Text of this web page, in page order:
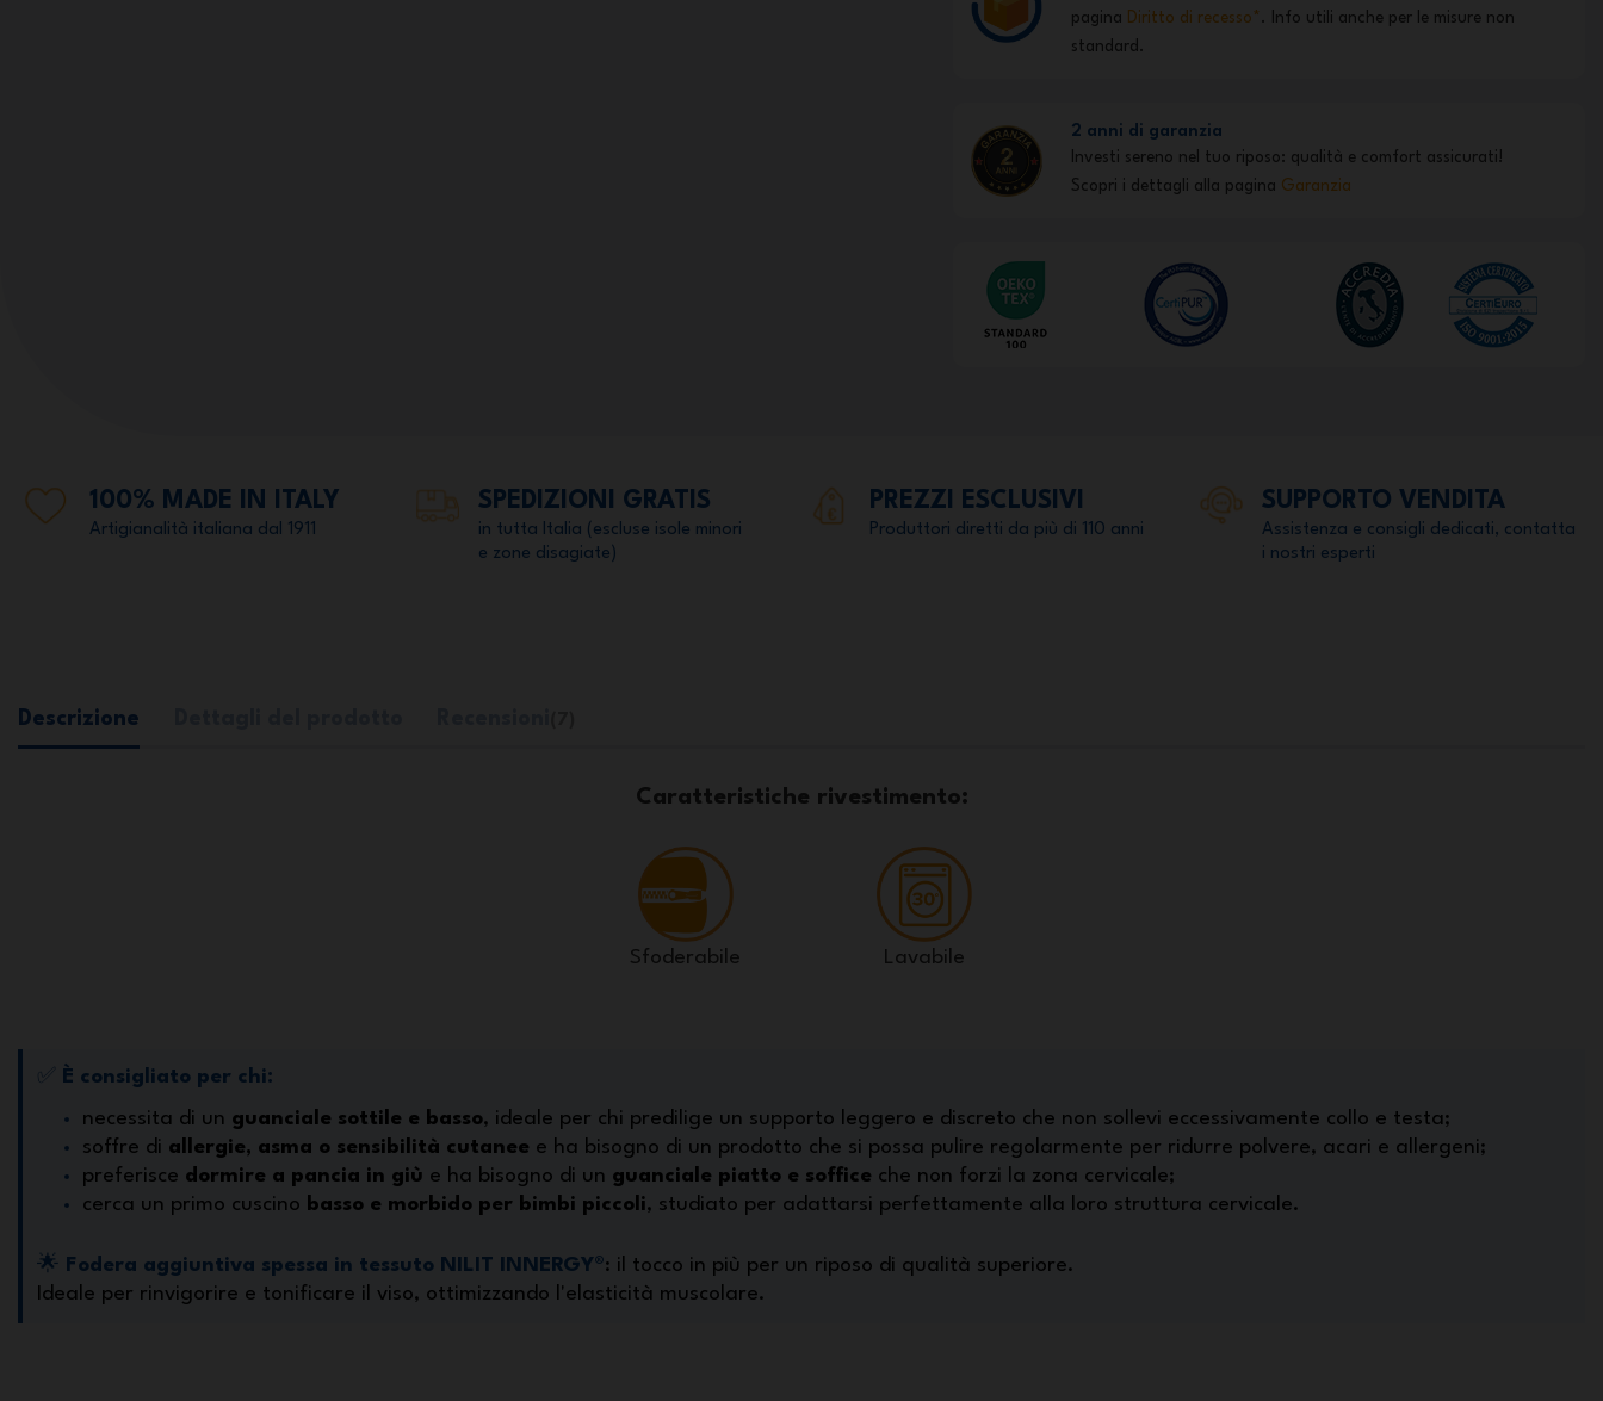
pagina Diritto di recesso* . Info utili anche per le misure non
standard.
2 anni di garanzia
Investi sereno nel tuo riposo: qualità e comfort assicurati!
Scopri i dettagli alla pagina Garanzia
100% MADE IN ITALY
Artigianalità italiana dal 1911
SPEDIZIONI GRATIS
in tutta Italia (escluse isole minori
e zone disagiate)
PREZZI ESCLUSIVI
Produttori diretti da più di 110 anni
SUPPORTO VENDITA
Assistenza e consigli dedicati, contatta
i nostri esperti
Descrizione
Caratteristiche rivestimento:
Sfoderabile Lavabile
È consigliato per chi:
necessita di un guanciale sottile e basso, ideale per chi predilige un supporto leggero e discreto che non sollevi eccessivamente collo e testa;
soffre di allergie, asma o sensibilità cutanee e ha bisogno di un prodotto che si possa pulire regolarmente per ridurre polvere, acari e allergeni;
preferisce dormire a pancia in giù e ha bisogno di un guanciale piatto e soffice che non forzi la zona cervicale;
cerca un primo cuscino basso e morbido per bimbi piccoli, studiato per adattarsi perfettamente alla loro struttura cervicale.
🌟 Fodera aggiuntiva spessa in tessuto NILIT INNERGY®: il tocco in più per un riposo di qualità superiore.
Ideale per rinvigorire e tonificare il viso, ottimizzando l'elasticità muscolare.